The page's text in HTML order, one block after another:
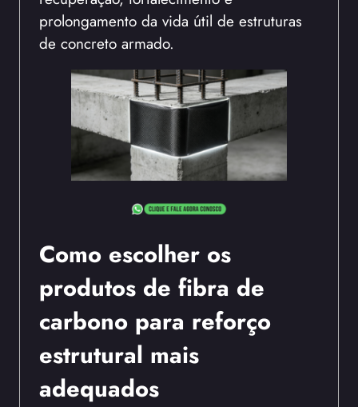
prolongamento da vida útil de estruturas
de concreto armado.
Como escolher os
produtos de fibra de
carbono para reforço
estrutural mais
adequados